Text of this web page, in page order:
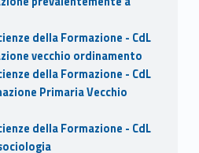
della Formazione - CdL
vecchio ordinamento
della Formazione - CdL
Primaria Vecchio
della Formazione - CdL